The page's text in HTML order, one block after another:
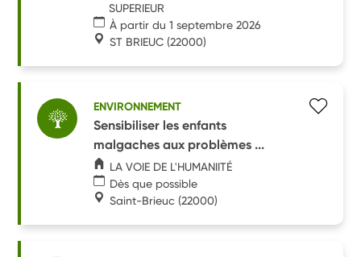
SUPERIEUR
À partir du 1 septembre 2026
ST BRIEUC (22000)
ENVIRONNEMENT
Sensibiliser les enfants
malgaches aux problèmes ...
LA VOIE DE L'HUMANIITÉ
Dès que possible
Saint-Brieuc (22000)